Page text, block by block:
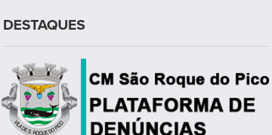
DESTAQUES